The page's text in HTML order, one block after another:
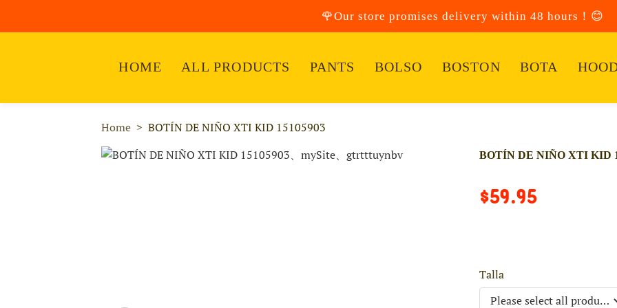
HOME ALL PRODUCTS PANTS BOLSO BOSTON BOTA
🌹Our store promises delivery within 48 hours！😊
Home BOTÍN DE NIÑO XTI KID 15105903
BOTÍN DE NIÑO XTI KID
$59.95
Talla